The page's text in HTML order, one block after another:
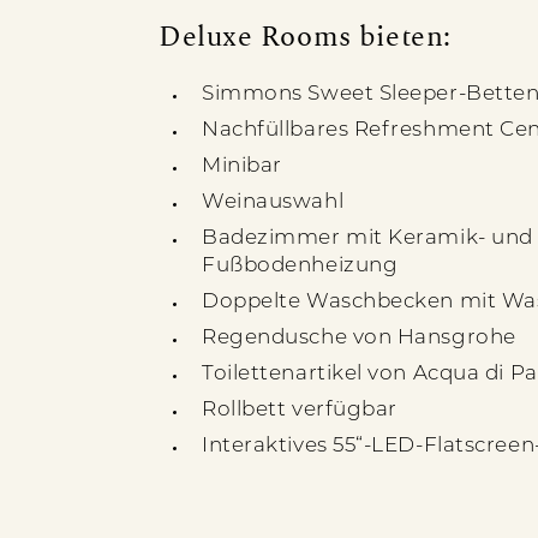
Deluxe Rooms bieten:
Simmons Sweet Sleeper-
Nachfüllbares Refreshment
Minibar
Weinauswahl
Badezimmer mit Keramik-
Fußbodenheizung
Doppelte Waschbecken mit
Regendusche von Hansgrohe
Toilettenartikel von Acqua di
Rollbett verfügbar
Interaktives 55“-LED-